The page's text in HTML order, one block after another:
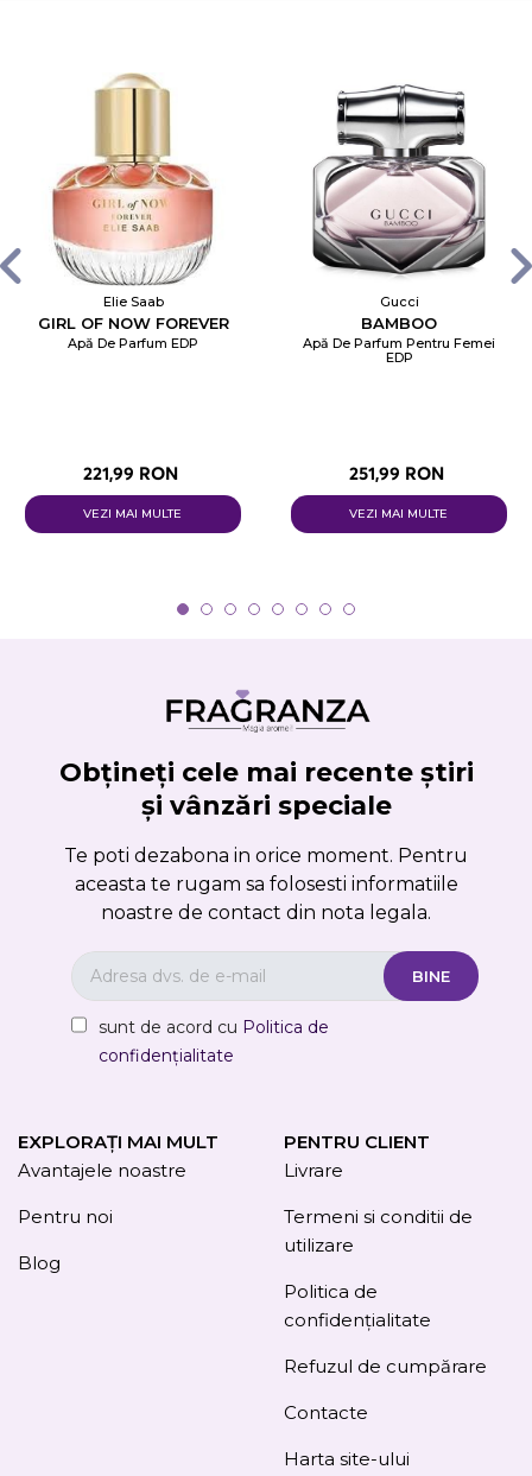
Elie Saab
GIRL OF NOW FOREVER
Apă De Parfum EDP
221,99 RON
VEZI MAI MULTE
Gucci
BAMBOO
Apă De Parfum Pentru Femei
EDP
251,99 RON
VEZI MAI MULTE
Obțineți cele mai recente știri
și vânzări speciale
Te poti dezabona in orice moment. Pentru
aceasta te rugam sa folosesti informatiile
noastre de contact din nota legala.
sunt de acord cu Politica de
confidențialitate
EXPLORAȚI MAI MULT
Avantajele noastre
Pentru noi
Blog
PENTRU CLIENT
Livrare
Termeni si conditii de
utilizare
Politica de
confidențialitate
Refuzul de cumpărare
Contacte
Harta site-ului